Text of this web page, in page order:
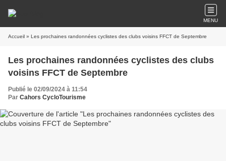
MENU
Accueil » Les prochaines randonnées cyclistes des clubs voisins FFCT de Septembre
Les prochaines randonnées cyclistes des clubs
voisins FFCT de Septembre
Publié le 02/09/2024 à 11:54
Par Cahors CycloTourisme